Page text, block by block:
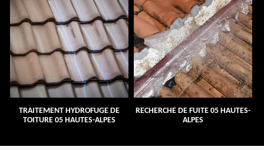
TRAITEMENT HYDROFUGE DE
TOITURE 05 HAUTES-ALPES
RECHERCHE DE FUITE 05 HAUTES-
ALPES